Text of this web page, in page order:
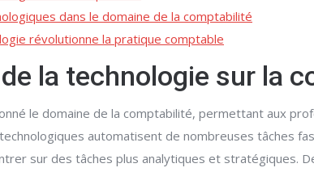
dans le domaine de la comptabilité
révolutionne la pratique comptable
la technologie sur la
le domaine de la comptabilité, permettant aux
automatisent de nombreuses tâches
sur des tâches plus analytiques et stratégiques.